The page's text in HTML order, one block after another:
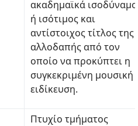
ακαδημαϊκά
ή ισότιμος και
αντίστοιχος τίτλος της
αλλοδαπής από τον
οποίο να προκύπτει η
συγκεκριμένη μουσική
ειδίκευση.
Πτυχίο τμήματος